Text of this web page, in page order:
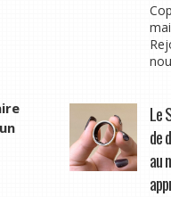
Le
de
au